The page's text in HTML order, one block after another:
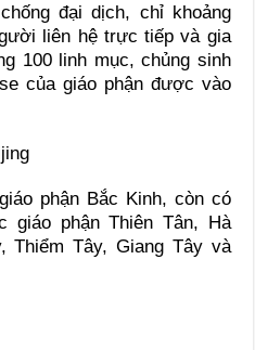
đại dịch, chỉ khoảng
liên hệ trực tiếp và gia
100 linh mục, chủng sinh
của giáo phận được vào
phận Bắc Kinh, còn có
giáo phận Thiên Tân, Hà
Thiểm Tây, Giang Tây và